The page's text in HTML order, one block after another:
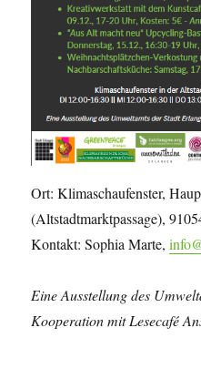
Ort: Klimaschaufenster,
(Altstadtmarktpassage),
Kontakt: Sophia Marte,
Eine Ausstellung des
Kooperation mit Lesecafé